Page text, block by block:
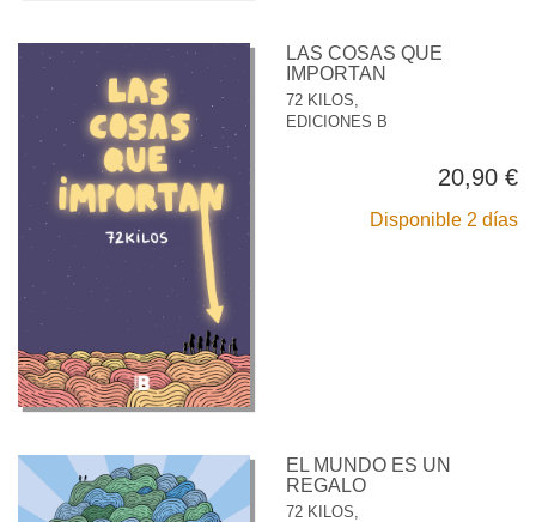
LAS COSAS QUE
IMPORTAN
72 KILOS,
EDICIONES B
20,90 €
Disponible 2 días
EL MUNDO ES UN
REGALO
72 KILOS,